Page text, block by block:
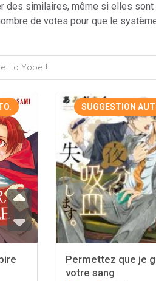
des similaires, même si elles sont
de votes pour que le
SUGGESTION
Permettez que je
votre sang